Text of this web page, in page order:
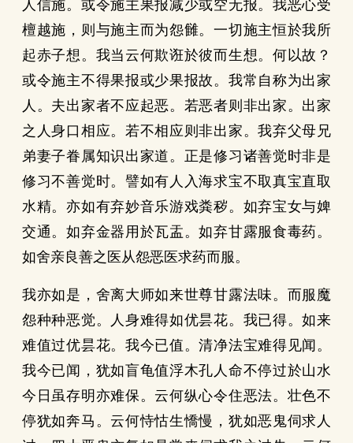
人信施。或令施主果报减少或空无报。我恶心受
檀越施，则与施主而为怨雠。一切施主恒於我所
起赤子想。我当云何欺诳於彼而生想。何以故？
或令施主不得果报或少果报故。我常自称为出家
人。夫出家者不应起恶。若恶者则非出家。出家
之人身口相应。若不相应则非出家。我弃父母兄
弟妻子眷属知识出家道。正是修习诸善觉时非是
修习不善觉时。譬如有人入海求宝不取真宝直取
水精。亦如有弃妙音乐游戏粪秽。如弃宝女与婢
交通。如弃金器用於瓦盂。如弃甘露服食毒药。
如舍亲良善之医从怨恶医求药而服。
我亦如是，舍离大师如来世尊甘露法味。而服魔
怨种种恶觉。人身难得如优昙花。我已得。如来
难值过优昙花。我今已值。清净法宝难得见闻。
我今已闻，犹如盲龟值浮木孔人命不停过於山水
今日虽存明亦难保。云何纵心令住恶法。壮色不
停犹如奔马。云何恃怙生憍慢，犹如恶鬼伺求人